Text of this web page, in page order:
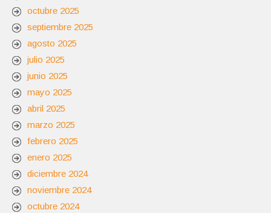
octubre 2025
septiembre 2025
agosto 2025
julio 2025
junio 2025
mayo 2025
abril 2025
marzo 2025
febrero 2025
enero 2025
diciembre 2024
noviembre 2024
octubre 2024